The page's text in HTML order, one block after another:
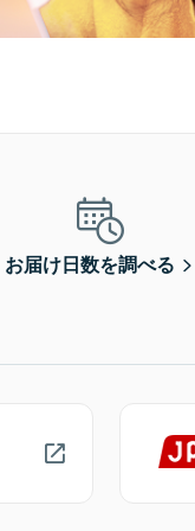
お届け日数を調べる